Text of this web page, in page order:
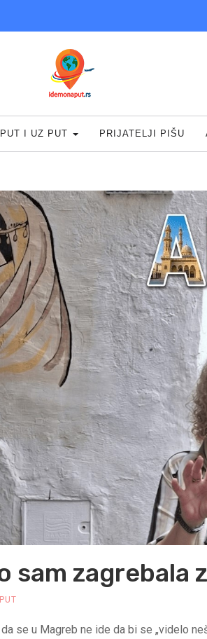
I UZ PUT PRIJATELJI PIŠU
sam zagrebala
se u Magreb ne ide da bi se „videlo